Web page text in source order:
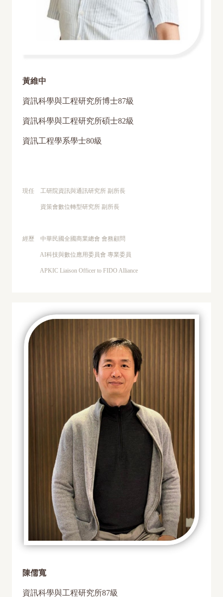
黃維中
資訊科學與工程研究所博士87級
資訊科學與工程研究所碩士82級
資訊工程學系學士80級
現任 工研院資訊與通訊研究所 副所長
資策會數位轉型研究所 副所長
經歷 中華民國全國商業總會 會務顧問
AI科技與數位應用委員會 專業委員
APKIC Liaison Officer to FIDO Alliance
陳儒寬
資訊科學與工程研究所87級